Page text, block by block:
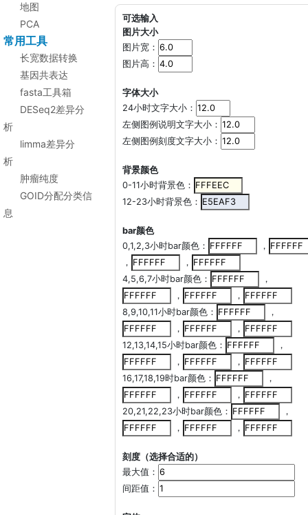
地图
PCA
常用工具
长宽数据转换
基因共表达
fasta工具箱
DESeq2差异分
析
limma差异分
析
肿瘤纯度
GOID分配分类信
息
可选输入
图片大小
图片宽：
图片高：
字体大小
24小时文字大小：
左侧图例说明文字大小：
左侧图例刻度文字大小：
背景颜色
0-11小时背景色：
12-23小时背景色：
bar颜色
0,1,2,3小时bar颜色：
，
，
，
4,5,6,7小时bar颜色：
，
，
，
8,9,10,11小时bar颜色：
，
，
，
12,13,14,15小时bar颜色：
，
，
，
16,17,18,19时bar颜色：
，
，
，
20,21,22,23小时bar颜色：
，
，
，
刻度（选择合适的）
最大值：
间距值：